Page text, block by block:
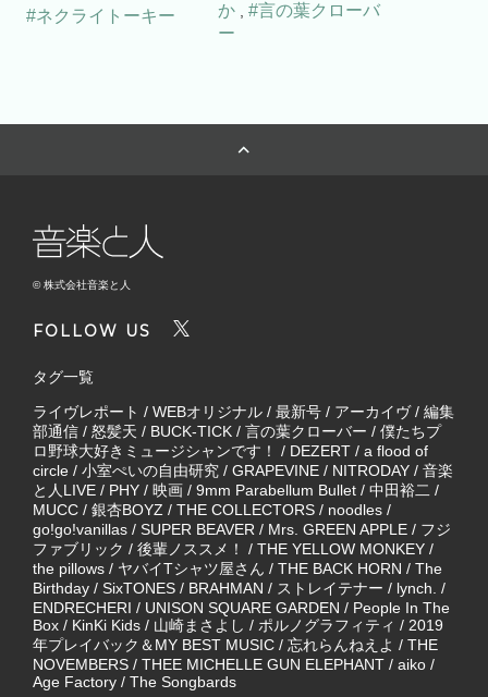
#ネクライトーキー
か , #言の葉クローバ
ー
© 株式会社音楽と人
FOLLOW US
タグ一覧
ライヴレポート / WEBオリジナル / 最新号 / アーカイヴ/ 編集
部通信 / 怒髪天 / BUCK-TICK / 言の葉クローバー / 僕たちプ
ロ野球大好きミュージシャンです！
/ DEZERT / a flood of
circle / 小室ぺいの自由研究 / GRAPEVINE / NITRODAY / 音楽
と人LIVE / PHY / 映画 / 9mm Parabellum Bullet / 中田裕二 /
MUCC / 銀杏BOYZ / THE COLLECTORS / noodles /
go!go!vanillas / SUPER BEAVER / Mrs. GREEN APPLE / フジ
ファブリック / 後輩ノススメ！ / THE YELLOW MONKEY /
the pillows / ヤバイTシャツ屋さん / THE BACK HORN / The
Birthday / SixTONES / BRAHMAN / ストレイテナー / lynch. /
ENDRECHERI / UNISON SQUARE GARDEN / People In The
Box / KinKi Kids / 山崎まさよし / ポルノグラフィティ / 2019
年プレイバック＆MY BEST MUSIC / 忘れらんねえよ / THE
NOVEMBERS / THEE MICHELLE GUN ELEPHANT / aiko /
Age Factory / The Songbards